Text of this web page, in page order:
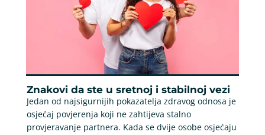
Znakovi da ste u sretnoj i stabilnoj vezi
Jedan od najsigurnijih pokazatelja zdravog odnosa je
osjećaj povjerenja koji ne zahtijeva stalno
provjeravanje partnera. Kada se dvije osobe osjećaju